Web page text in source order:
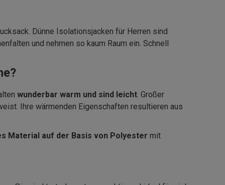
Dünne Isolationsjacken für Herren sind
und nehmen so kaum Raum ein. Schnell
wunderbar warm und sind leicht. Großer
Ihre wärmenden Eigenschaften resultieren aus
Material auf der Basis von Polyester mit